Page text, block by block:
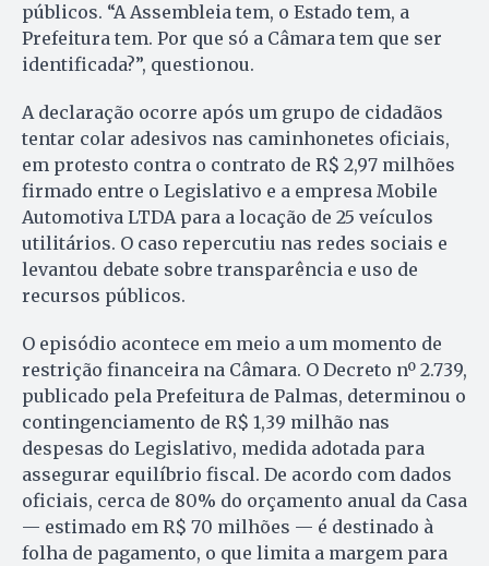
públicos. “A Assembleia tem, o Estado tem, a
Prefeitura tem. Por que só a Câmara tem que ser
identificada?”, questionou.
A declaração ocorre após um grupo de cidadãos
tentar colar adesivos nas caminhonetes oficiais,
em protesto contra o contrato de R$ 2,97 milhões
firmado entre o Legislativo e a empresa Mobile
Automotiva LTDA para a locação de 25 veículos
utilitários. O caso repercutiu nas redes sociais e
levantou debate sobre transparência e uso de
recursos públicos.
O episódio acontece em meio a um momento de
restrição financeira na Câmara. O Decreto nº 2.739,
publicado pela Prefeitura de Palmas, determinou o
contingenciamento de R$ 1,39 milhão nas
despesas do Legislativo, medida adotada para
assegurar equilíbrio fiscal. De acordo com dados
oficiais, cerca de 80% do orçamento anual da Casa
— estimado em R$ 70 milhões — é destinado à
folha de pagamento, o que limita a margem para